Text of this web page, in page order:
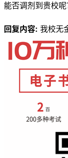
能否调剂到贵校呢
回复内容: 我校无